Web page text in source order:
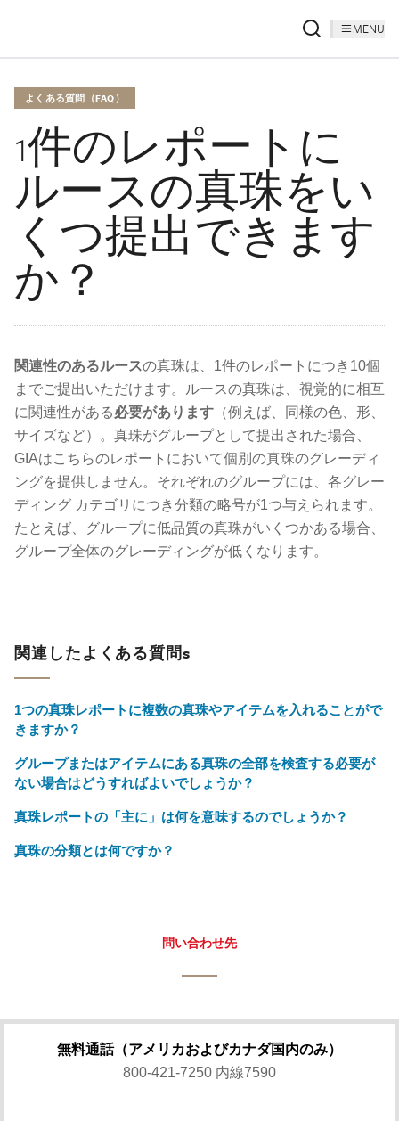
MENU
よくある質問（FAQ）
1件のレポートに
ルースの真珠をい
くつ提出できます
か？
関連性のあるルースの真珠は、1件のレポートにつき10個
までご提出いただけます。ルースの真珠は、視覚的に相互
に関連性がある必要があります （例えば、同様の色、形、
サイズなど）。真珠がグループとして提出された場合、
GIAはこちらのレポートにおいて個別の真珠のグレーディ
ングを提供しません。それぞれのグループには、各グレー
ディング カテゴリにつき分類の略号が1つ与えられます。
たとえば、グループに低品質の真珠がいくつかある場合、
グループ全体のグレーディングが低くなります。
関連したよくある質問s
1つの真珠レポートに複数の真珠やアイテムを入れることがで
きますか？
グループまたはアイテムにある真珠の全部を検査する必要が
ない場合はどうすればよいでしょうか？
真珠レポートの「主に」は何を意味するのでしょうか？
真珠の分類とは何ですか？
問い合わせ先
無料通話（アメリカおよびカナダ国内のみ）
800-421-7250 内線7590